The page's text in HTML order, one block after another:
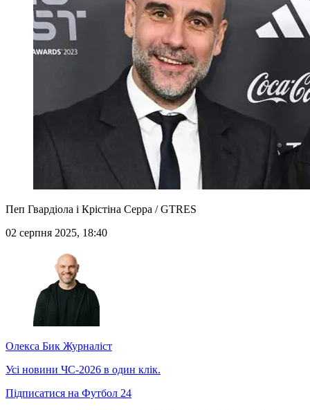
Пеп Гвардіола і Крістіна Серра / GTRES
02 серпня 2025, 18:40
Олекса Бик Журналіст
Усі новини ЧС-2026 в один клік.
Підписатися на Футбол 24